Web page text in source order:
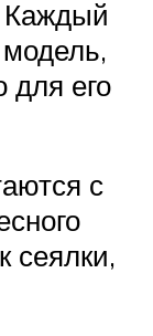
Каждый
для его
с
сеялки,